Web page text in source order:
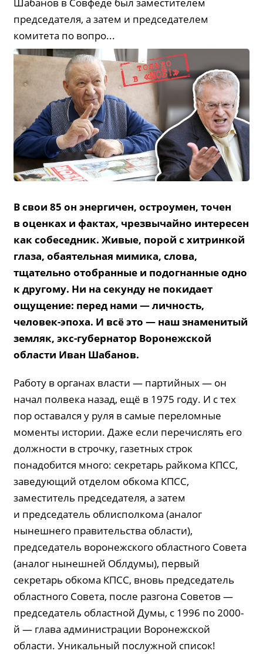
председателя, а затем и председателем
комитета по вопро...
В свои 85 он энергичен, остроумен, точен
в оценках и фактах, чрезвычайно интересен
как собеседник. Живые, порой с хитринкой
глаза, обаятельная мимика, слова,
тщательно отобранные и подогнанные одно
к другому. Ни на секунду не покидает
ощущение: перед нами — личность,
человек-эпоха. И всё это — наш знаменитый
земляк, экс-губернатор Воронежской
области Иван Шабанов.
Работу в органах власти — партийных — он
начал полвека назад, ещё в 1975 году. И с тех
пор оставался у руля в самые переломные
моменты истории. Даже если перечислять его
должности в строчку, газетных строк
понадобится много: секретарь райкома КПСС,
заведующий отделом обкома КПСС,
заместитель председателя, а затем
и председатель облисполкома (аналог
нынешнего правительства области),
председатель воронежского областного Совета
(аналог нынешней Облдумы), первый
секретарь обкома КПСС, вновь председатель
областного Совета, после разгона Советов —
председатель областной Думы, с 1996 по 2000-
й — глава администрации Воронежской
области. Уникальный послужной список!